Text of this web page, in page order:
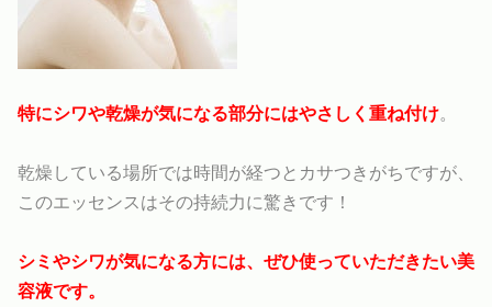
特にシワや乾燥が気になる部分にはやさしく重ね付け。
乾燥している場所では時間が経つとカサつきがちですが、
このエッセンスはその持続力に驚きです！
シミやシワが気になる方には、ぜひ使っていただきたい美
容液です。